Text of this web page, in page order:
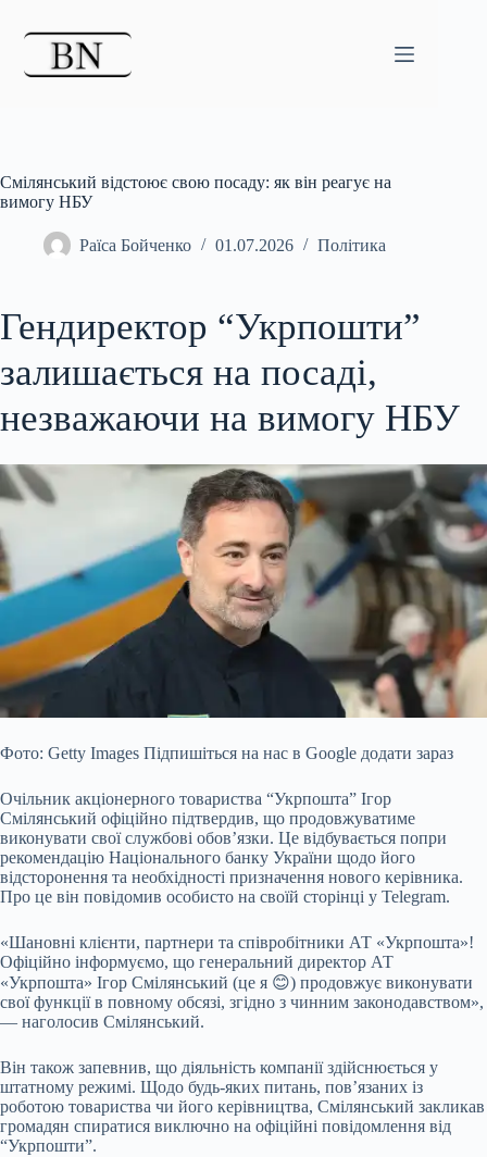
Смілянський відстоює свою посаду: як він реагує на
вимогу НБУ
Раїса Бойченко 01.07.2026 Політика
Гендиректор “Укрпошти”
залишається на посаді,
незважаючи на вимогу НБУ
Фото: Getty Images Підпишіться на нас в Google додати зараз
Очільник акціонерного товариства “Укрпошта” Ігор
Смілянський офіційно підтвердив, що продовжуватиме
виконувати свої службові обов’язки. Це відбувається попри
рекомендацію Національного банку України щодо його
відсторонення та необхідності призначення нового керівника.
Про це він повідомив особисто на своїй сторінці у Telegram.
«Шановні клієнти, партнери та співробітники АТ «Укрпошта»!
Офіційно інформуємо, що генеральний директор АТ
«Укрпошта» Ігор Смілянський (це я 😊) продовжує виконувати
свої функції в повному обсязі, згідно з чинним законодавством»,
— наголосив Смілянський.
Він також запевнив, що діяльність компанії здійснюється у
штатному режимі. Щодо будь-яких питань, пов’язаних із
роботою товариства чи його керівництва, Смілянський закликав
громадян спиратися виключно на офіційні повідомлення від
“Укрпошти”.